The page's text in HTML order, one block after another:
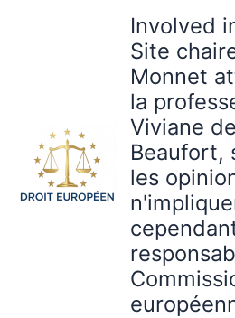
Involved
Site
Monnet
la
Viviane de
Beaufort,
les